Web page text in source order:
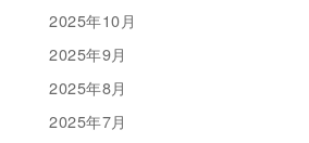
2025年10月
2025年9月
2025年8月
2025年7月